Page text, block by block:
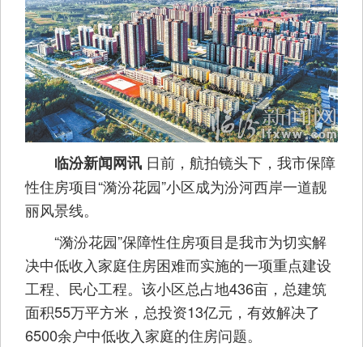
临汾新闻网讯 日前，航拍镜头下，我市保障
性住房项目“漪汾花园”小区成为汾河西岸一道靓
丽风景线。
“漪汾花园”保障性住房项目是我市为切实解
决中低收入家庭住房困难而实施的一项重点建设
工程、民心工程。该小区总占地436亩，总建筑
面积55万平方米，总投资13亿元，有效解决了
6500余户中低收入家庭的住房问题。